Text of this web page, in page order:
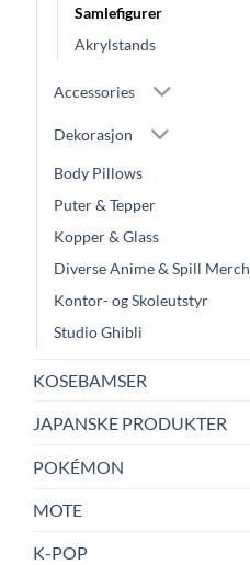
Samlefigurer
Akrylstands
Accessories
Dekorasjon
Body Pillows
Puter & Tepper
Kopper & Glass
Diverse Anime & Spill Merch
Kontor- og Skoleutstyr
Studio Ghibli
KOSEBAMSER
JAPANSKE PRODUKTER
POKÉMON
MOTE
K-POP